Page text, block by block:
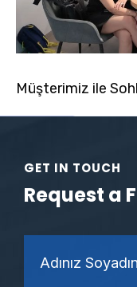
Müşterimiz ile
GET IN TOUCH
Request a